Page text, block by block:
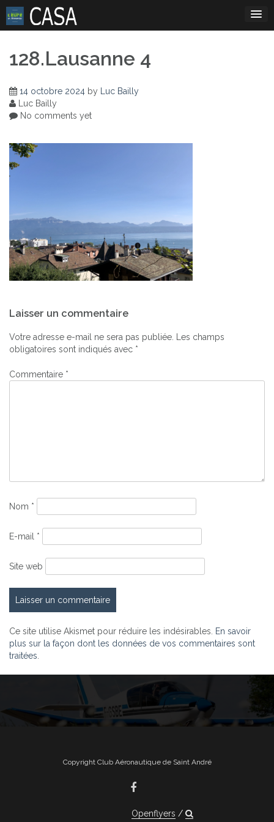
Skip
content
128.Lausanne 4
14 octobre 2024 by Luc Bailly
Luc Bailly
No comments yet
de
l’article
Laisser un commentaire
Votre adresse e-mail ne sera pas publiée. Les champs
obligatoires sont indiqués avec *
Commentaire *
Nom *
E-mail *
Site web
Ce site utilise Akismet pour réduire les indésirables. En savoir
plus sur la façon dont les données de vos commentaires sont
traitées
Copyright Club Aéronautique de Saint André
Openflyers